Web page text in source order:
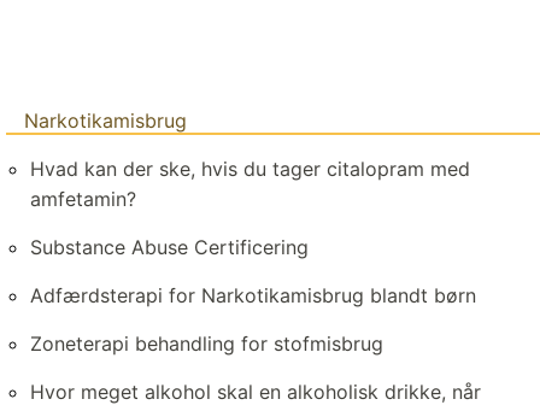
Narkotikamisbrug
Hvad kan der ske, hvis du tager citalopram med
amfetamin?
Substance Abuse Certificering
Adfærdsterapi for Narkotikamisbrug blandt børn
Zoneterapi behandling for stofmisbrug
Hvor meget alkohol skal en alkoholisk drikke, når